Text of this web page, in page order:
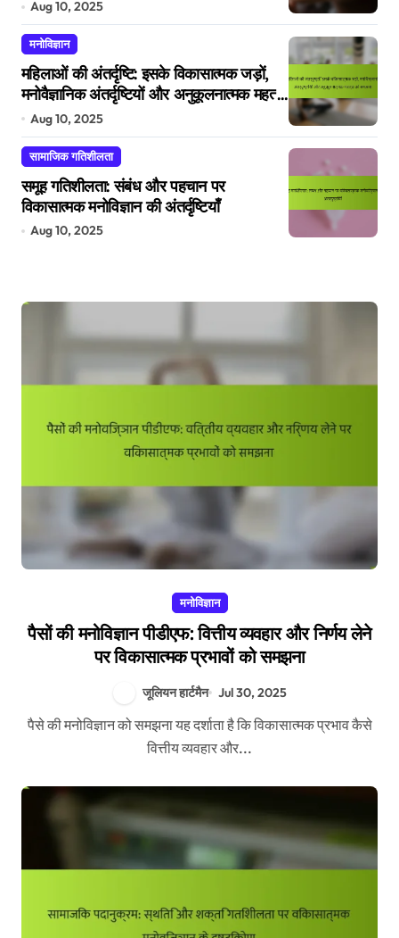
Aug 10, 2025
मनोविज्ञान
महिलाओं की अंतर्दृष्टि: इसके विकासात्मक जड़ों,
मनोवैज्ञानिक अंतर्दृष्टियों और अनुकूलनात्मक महत्व
को समझना
Aug 10, 2025
सामाजिक गतिशीलता
समूह गतिशीलता: संबंध और पहचान पर
विकासात्मक मनोविज्ञान की अंतर्दृष्टियाँ
Aug 10, 2025
मनोविज्ञान
पैसों की मनोविज्ञान पीडीएफ: वित्तीय व्यवहार और निर्णय लेने
पर विकासात्मक प्रभावों को समझना
जूलियन हार्टमैन Jul 30, 2025
पैसे की मनोविज्ञान को समझना यह दर्शाता है कि विकासात्मक प्रभाव कैसे
वित्तीय व्यवहार और...